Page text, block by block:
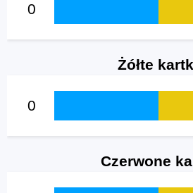
0
Żółte
0
Czerwone